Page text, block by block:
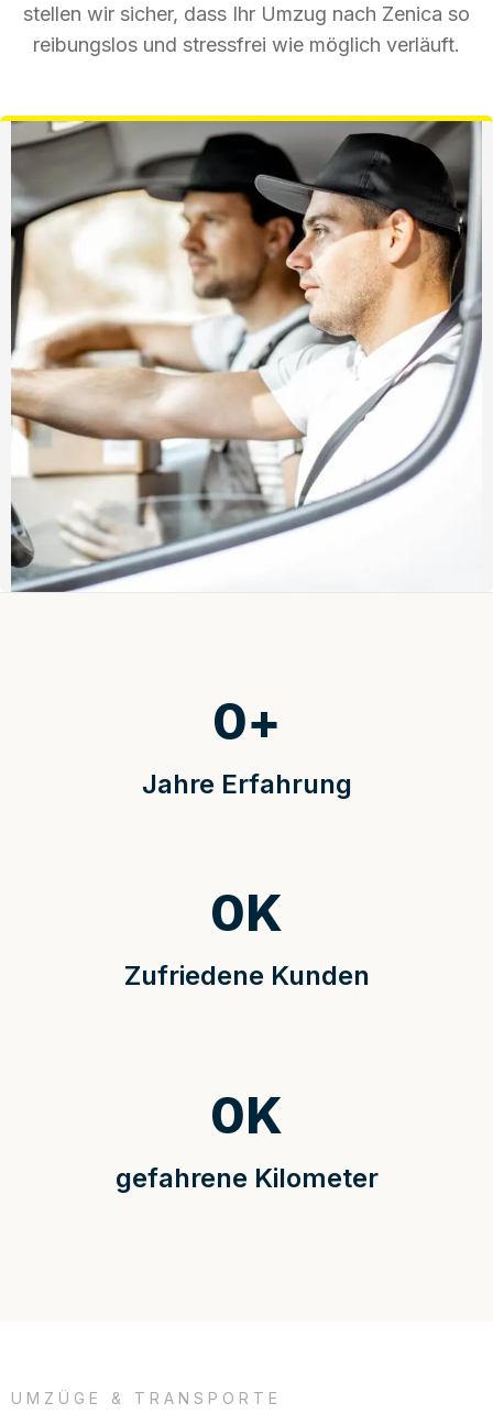
stellen wir sicher, dass Ihr Umzug nach Zenica so
reibungslos und stressfrei wie möglich verläuft.
Jahre Erfahrung
0+
Zufriedene Kunden
0K
gefahrene Kilometer
0K
UMZÜGE & TRANSPORTE